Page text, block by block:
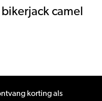
camel
korting als